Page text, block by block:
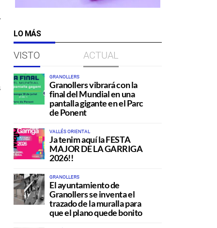
LO MÁS
VISTO ACTUAL
GRANOLLERS
Granollers vibrará con la
final del Mundial en una
pantalla gigante en el Parc
de Ponent
VALLÉS ORIENTAL
Ja tenim aquí la FESTA
MAJOR DE LA GARRIGA
2026!!
GRANOLLERS
El ayuntamiento de
Granollers se inventa el
trazado de la muralla para
que el plano quede bonito